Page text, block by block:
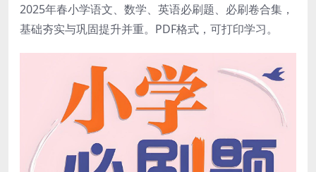
2025年春小学语文、数学、英语必刷题、必刷卷合集，
基础夯实与巩固提升并重。PDF格式，可打印学习。